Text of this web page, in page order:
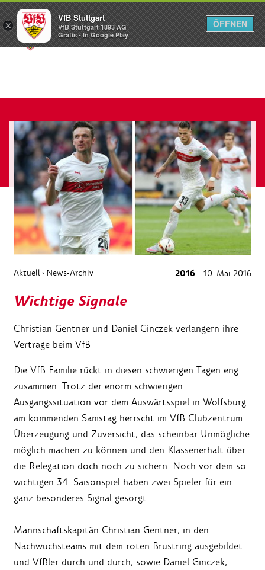
Menü
Aktuell › News-Archiv 2016 10. Mai 2016
Wichtige Signale
Christian Gentner und Daniel Ginczek verlängern ihre
Verträge beim VfB
Die VfB Familie rückt in diesen schwierigen Tagen eng
zusammen. Trotz der enorm schwierigen
Ausgangssituation vor dem Auswärtsspiel in Wolfsburg
am kommenden Samstag herrscht im VfB Clubzentrum
Überzeugung und Zuversicht, das scheinbar Unmögliche
möglich machen zu können und den Klassenerhalt über
die Relegation doch noch zu sichern. Noch vor dem so
wichtigen 34. Saisonspiel haben zwei Spieler für ein
ganz besonderes Signal gesorgt.
Mannschaftskapitän Christian Gentner, in den
Nachwuchsteams mit dem roten Brustring ausgebildet
und VfBler durch und durch, sowie Daniel Ginczek,
×
VfB Stuttgart
VfB Stuttgart 1893 AG
Gratis - In Google Play
ÖFFNEN